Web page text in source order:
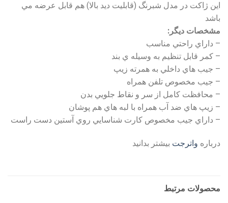
اين ژاكت در مدل شبرنگ (قابليت ديد بالا) هم قابل عرضه مي
باشد
مشخصات ديگر:
– داراي راحتي مناسب
– كمر قابل تنظيم به وسيله ي بند
– جيب هاي داخلي به همرته زيپ
– جيب مخصوص تلفن همراه
– محافظت كامل از سر و نقاط جلويي بدن
– زيپ هاي ضد آب همراه با لبه هاي هم پوشان
– داراي جيب مخصوص كارت شناسايي روي آستين دست راست
درباره واترجت بیشتر بدانید
محصولات مرتبط